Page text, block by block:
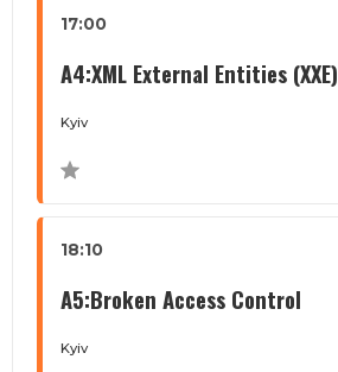
17:00
A4:XML External Entities (XXE)
Kyiv
18:10
A5:Broken Access Control
Kyiv